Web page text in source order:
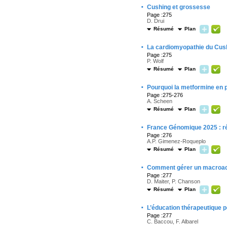
· Cushing et grossesse
Page :275
D. Drui
Résumé Plan
· La cardiomyopathie du
Page :275
P. Wolf
Résumé Plan
· Pourquoi la metformine en
Page :275-276
A. Scheen
Résumé Plan
· France Génomique 2025 :
Page :276
A.P. Gimenez-Roqueplo
Résumé Plan
· Comment gérer un
Page :277
D. Maiter, P. Chanson
Résumé Plan
· L’éducation thérapeutique
Page :277
C. Baccou, F. Albarel